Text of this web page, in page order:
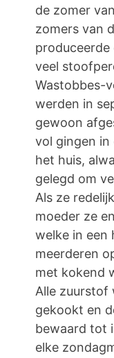
de zomer
zomers van
veel
Wastobbes-
werden in
gewoon
vol gingen in
het huis,
gelegd om
Als ze
moeder ze
welke in een
meerderen
met kokend
Alle zuurstof
gekookt en
bewaard tot
elke